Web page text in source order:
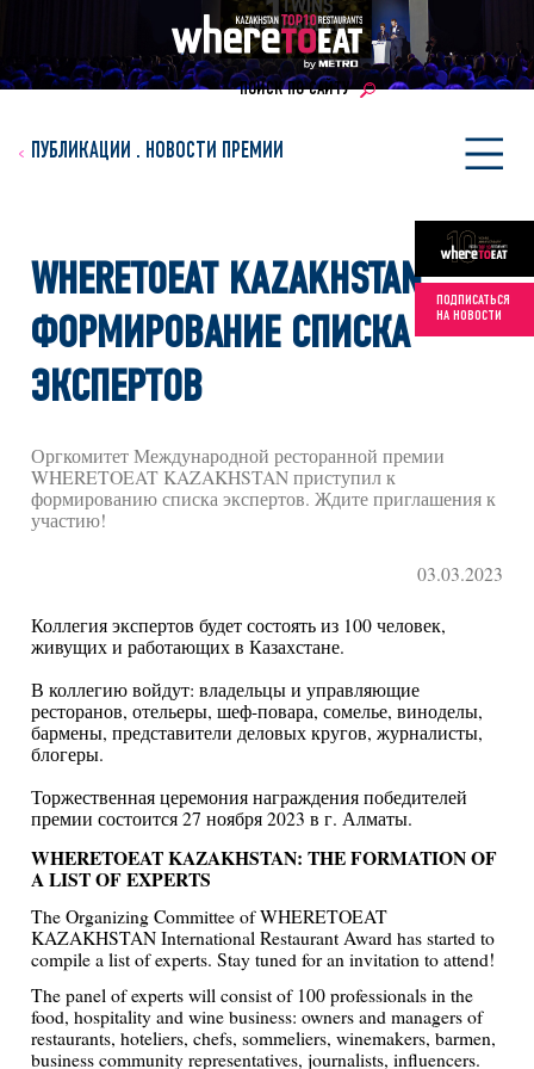
ПОИСК ПО САЙТУ
ПОДПИСАТЬСЯ
НА НОВОСТИ
ПУБЛИКАЦИИ . НОВОСТИ ПРЕМИИ
WHERETOEAT KAZAKHSTAN:
ФОРМИРОВАНИЕ СПИСКА
ЭКСПЕРТОВ
Оргкомитет Международной ресторанной премии
WHERETOEAT KAZAKHSTAN приступил к
формированию списка экспертов. Ждите приглашения к
участию!
03.03.2023
Коллегия экспертов будет состоять из 100 человек,
живущих и работающих в Казахстане.
В коллегию войдут: владельцы и управляющие
ресторанов, отельеры, шеф-повара, сомелье, виноделы,
бармены, представители деловых кругов, журналисты,
блогеры.
Торжественная церемония награждения победителей
премии состоится 27 ноября 2023 в г. Алматы.
WHERETOEAT KAZAKHSTAN: THE FORMATION OF
A LIST OF EXPERTS
The Organizing Committee of WHERETOEAT
KAZAKHSTAN International Restaurant Award has started to
compile a list of experts. Stay tuned for an invitation to attend!
The panel of experts will consist of 100 professionals in the
food, hospitality and wine business: owners and managers of
restaurants, hoteliers, chefs, sommeliers, winemakers, barmen,
business community representatives, journalists, influencers.